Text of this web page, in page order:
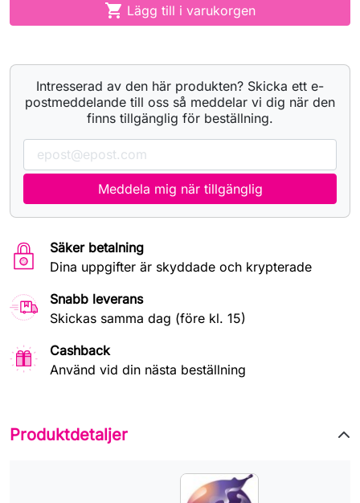
 Lägg till i varukorgen
Intresserad av den här produkten? Skicka ett e-
postmeddelande till oss så meddelar vi dig när den
finns tillgänglig för beställning.
Meddela mig när tillgänglig
Säker betalning
Dina uppgifter är skyddade och krypterade
Snabb leverans
Skickas samma dag (före kl. 15)
Cashback
Använd vid din nästa beställning
Produktdetaljer